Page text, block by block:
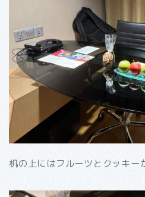
机の上にはフルーツとクッキー